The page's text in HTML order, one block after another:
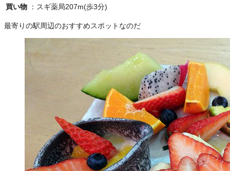
買い物
： スギ薬局207m(歩3分)
最寄りの駅周辺のおすすめスポットなのだ